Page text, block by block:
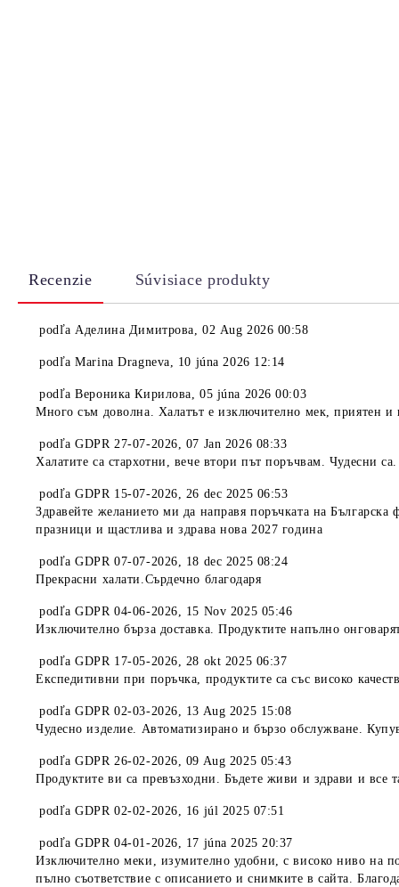
Recenzie Súvisiace produkty
podľaАделина Димитрова,02 Aug 2026 00:58
podľaMarina Dragneva, 10 júna 2026 12:14
podľaВероника Кирилова,05 júna 2026 00:03
Много съм доволна. Халатът е изключително мек, приятен и
podľaGDPR 27-07-2026, 07 Jan 2026 08:33
Халатите са стархотни, вече втори път поръчвам. Чудесни са.
podľaGDPR 15-07-2026, 26 dec 2025 06:53
Здравейте желанието ми да направя поръчката на
празници и щастлива и здрава нова 2027 година
podľaGDPR 07-07-2026, 18 dec 2025 08:24
Прекрасни халати.Сърдечно благодаря
podľaGDPR 04-06-2026, 15 Nov 2025 05:46
Изключително бърза доставка. Продуктите напълно
podľaGDPR 17-05-2026, 28 okt 2025 06:37
Експедитивни при поръчка, продуктите са със високо
podľaGDPR 02-03-2026, 13 Aug 2025 15:08
Чудесно изделие. Автоматизирано и бързо обслужване.
podľaGDPR 26-02-2026, 09 Aug 2025 05:43
Продуктите ви са превъзходни. Бъдете живи и здрави и все
podľaGDPR 02-02-2026, 16 júl 2025 07:51
podľaGDPR 04-01-2026, 17 júna 2025 20:37
Изключително меки, изумително удобни, с високо ниво на
пълно съответствие с описанието и снимките в сайта.